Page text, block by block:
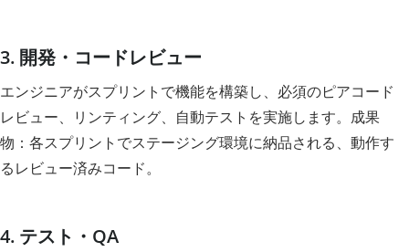
3. 開発・コードレビュー
エンジニアがスプリントで機能を構築し、必須のピアコード
レビュー、リンティング、自動テストを実施します。成果
物：各スプリントでステージング環境に納品される、動作す
るレビュー済みコード。
4. テスト・QA